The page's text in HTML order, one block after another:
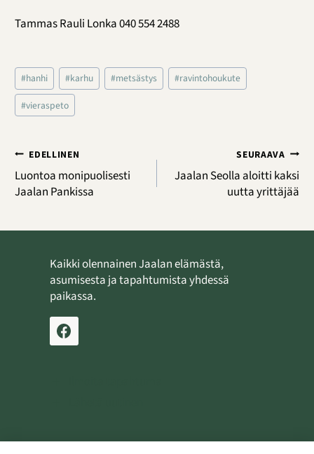
Tammas Rauli Lonka 040 554 2488
Avainsanat:
#hanhi #karhu #metsästys #ravintohoukute
#vieraspeto
Artikkelien
selaus
EDELLINEN
Luontoa monipuolisesti
Jaalan Pankissa
SEURAAVA
Jaalan Seolla aloitti kaksi
uutta yrittäjää
Kaikki olennainen Jaalan elämästä,
asumisesta ja tapahtumista yhdessä
paikassa.